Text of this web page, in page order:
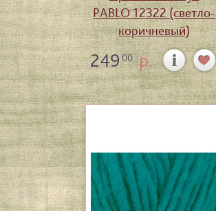
PABLO 12322 (светло-
коричневый)
24900р.